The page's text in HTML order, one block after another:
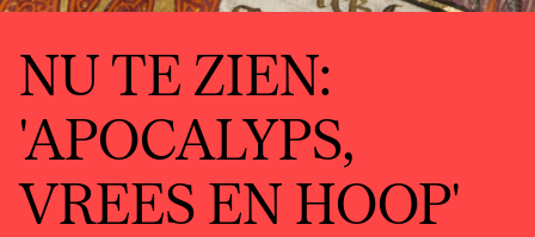
NU TE ZIEN:
'APOCALYPS,
VREES EN HOOP'